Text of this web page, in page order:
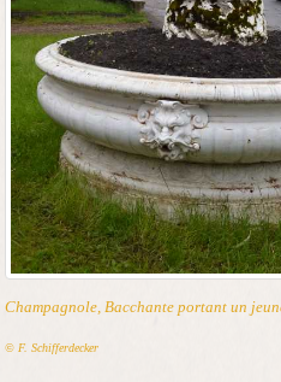
Champagnole, Bacchante portant un
© F. Schifferdecker